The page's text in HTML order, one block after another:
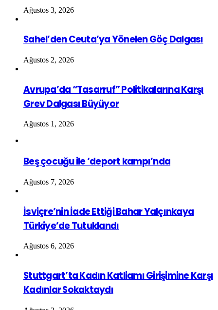
Ağustos 3, 2026
Sahel’den Ceuta’ya Yönelen Göç Dalgası
Ağustos 2, 2026
Avrupa’da “Tasarruf” Politikalarına Karşı
Grev Dalgası Büyüyor
Ağustos 1, 2026
Beş çocuğu ile ‘deport kampı’nda
Ağustos 7, 2026
İsviçre’nin İade Ettiği Bahar Yalçınkaya
Türkiye’de Tutuklandı
Ağustos 6, 2026
Stuttgart’ta Kadın Katliamı Girişimine Karşı
Kadınlar Sokaktaydı